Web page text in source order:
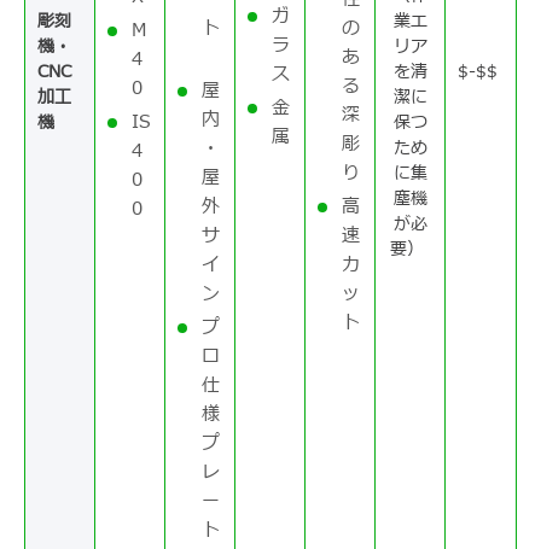
彫刻
機・
CNC
加工
機
M
4
0
IS
4
0
0
ト
屋
内
・
屋
外
サ
イ
ン
プ
ロ
仕
様
プ
レ
ー
ト
ガ
ラ
ス
金
属
の
あ
る
深
彫
り
高
速
カ
ッ
ト
業エ
リア
を清
潔に
保つ
ため
に集
塵機
が必
要）
$-$$